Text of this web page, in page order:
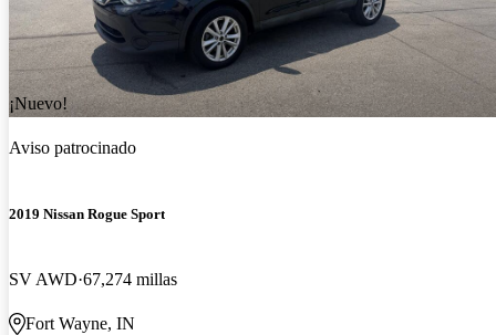
¡Nuevo!
Aviso patrocinado
2019 Nissan Rogue Sport
SV AWD 67,274 millas
Fort Wayne, IN